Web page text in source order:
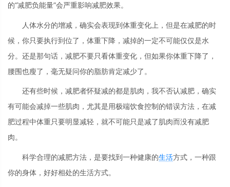
的“减肥负能量”会严重影响减肥效果。
人体水分的增减，确实会表现到体重变化上，但是在减肥的时
候，你只要执行到位了，体重下降，减掉的一定不可能仅仅是水
分。还是那句话，减肥不要只看体重变化，但如果你体重下降了，
腰围也瘦了，毫无疑问你的脂肪肯定减少了。
还有些时候，减肥者怀疑减的都是肌肉，我不否认减肥，确实
有可能会减掉一些肌肉，尤其是用极端饮食控制的错误方法，在减
肥过程中体重只要明显减轻，就不可能只是减了肌肉而没有减肥
肉。
科学合理的减肥方法，是要找到一种健康的生活方式，一种跟
你的身体，好好相处的生活方式。